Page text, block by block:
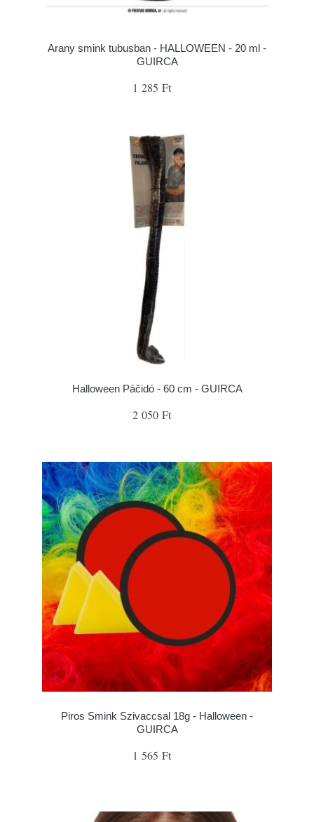
Arany smink tubusban - HALLOWEEN - 20 ml -
GUIRCA
1 285 Ft
Halloween Páčidó - 60 cm - GUIRCA
2 050 Ft
Piros Smink Szivaccsal 18g - Halloween -
GUIRCA
1 565 Ft